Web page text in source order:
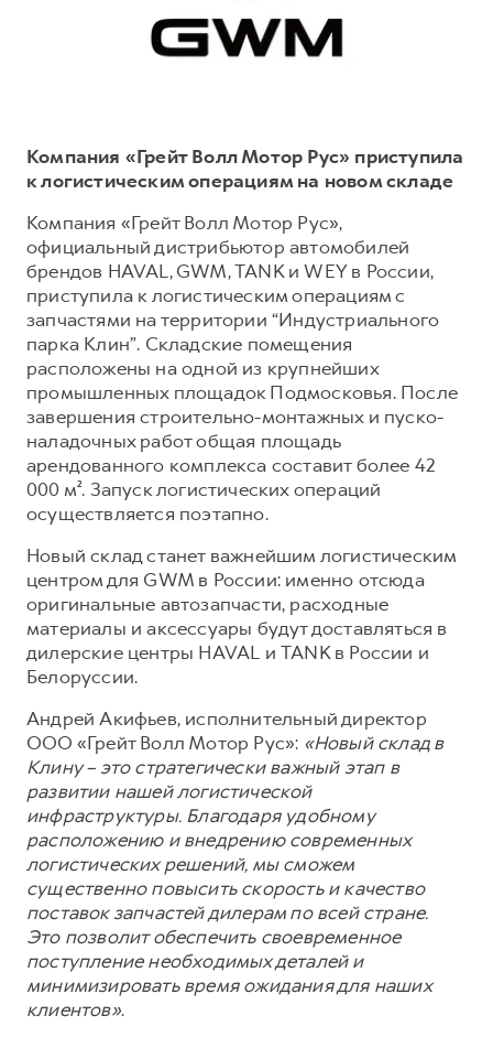
F7
от 2 899 000 ₽
F7X
POER
от 3 449 000 ₽
Кредитный калькулятор
Страхование
Кредит
КОРПОРАТИВНЫМ КЛИЕНТАМ
Для малого бизнеса
Корпоративным клиентам
Крупным корпоративным клиентам
Система управления автопарком GWM Fleet
Сервис для корпоративных клиентов
HAVAL Лизинг
АКСЕССУАРЫ HAVAL
Автомобильные аксессуары
Коллекция CITY
Коллекция Базовая
Коллекция Детская
СЕРВИСНОЕ ОБСЛУЖИВАНИЕ
Электронный ПТС
ПОДДЕРЖКА
GWM Безопасность
Гарантия HAVAL
Мобильное приложение GWM
Программа «HAVAL Защита+»
Руководства по эксплуатации
Подписки
АКСЕССУАРЫ HAVAL
Автомобильные аксессуары
Коллекция CITY
Коллекция Базовая
Коллекция Детская
Компания «Грейт Волл Мотор Рус» приступила
к логистическим операциям на новом складе
Компания «Грейт Волл Мотор Рус»,
официальный дистрибьютор автомобилей
брендов HAVAL, GWM, TANK и WEY в России,
приступила к логистическим операциям с
запчастями на территории “Индустриального
парка Клин”. Складские помещения
расположены на одной из крупнейших
промышленных площадок Подмосковья. После
завершения строительно-монтажных и пуско-
наладочных работ общая площадь
арендованного комплекса составит более 42
000 м². Запуск логистических операций
осуществляется поэтапно.
Новый склад станет важнейшим логистическим
центром для GWM в России: именно отсюда
оригинальные автозапчасти, расходные
материалы и аксессуары будут доставляться в
дилерские центры HAVAL и TANK в России и
Белоруссии.
Андрей Акифьев, исполнительный директор
ООО «Грейт Волл Мотор Рус»: «Новый склад в
Клину – это стратегически важный этап в
развитии нашей логистической
инфраструктуры. Благодаря удобному
расположению и внедрению современных
логистических решений, мы сможем
существенно повысить скорость и качество
поставок запчастей дилерам по всей стране.
Это позволит обеспечить своевременное
поступление необходимых деталей и
минимизировать время ожидания для наших
клиентов».